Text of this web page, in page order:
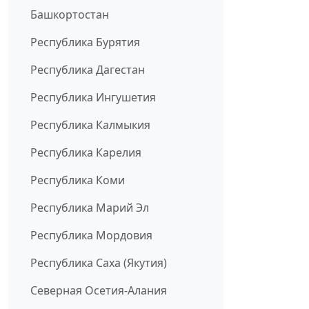
Башкортостан
Республика Бурятия
Республика Дагестан
Республика Ингушетия
Республика Калмыкия
Республика Карелия
Республика Коми
Республика Марий Эл
Республика Мордовия
Республика Саха (Якутия)
Северная Осетия-Алания